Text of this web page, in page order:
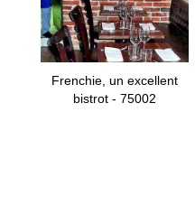
Frenchie, un excellent
bistrot - 75002